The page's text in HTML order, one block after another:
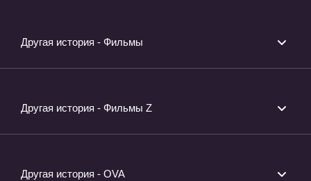
Другая история - Фильмы
Другая история - Фильмы Z
Другая история - OVA